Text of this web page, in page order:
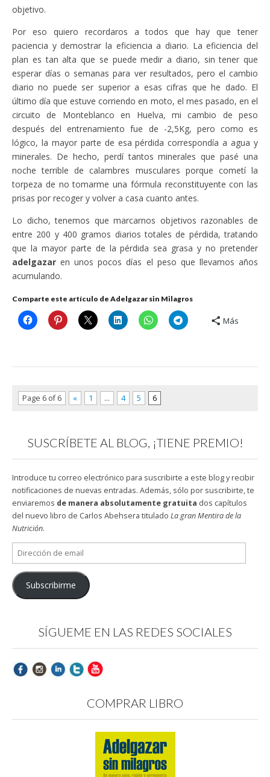
objetivo.
Por eso quiero recordaros a todos que hay que tener
paciencia y demostrar la eficiencia a diario. La eficiencia del
plan es tan alta que se puede medir a diario, sin tener que
esperar días o semanas para ver resultados, pero el cambio
diario no puede ser superior a esas cifras que he dado. El
último día que estuve corriendo en moto, el mes pasado, en el
circuito de Monteblanco en Huelva, mi cambio de peso
después del entrenamiento fue de -2,5Kg, pero como es
lógico, la mayor parte de esa pérdida correspondía a agua y
minerales. De hecho, perdí tantos minerales que pasé una
noche terrible de calambres musculares porque cometí la
torpeza de no tomarme una fórmula reconstituyente con las
prisas por recoger y volver a casa cuanto antes.
Lo dicho, tenemos que marcarnos objetivos razonables de
entre 200 y 400 gramos diarios totales de pérdida, tratando
que la mayor parte de la pérdida sea grasa y no pretender
adelgazar en unos pocos días el peso que llevamos años
acumulando.
Comparte este artículo de Adelgazar sin Milagros
Más
Page 6 of 6 « 1 … 4 5 6
SUSCRÍBETE AL BLOG, ¡TIENE PREMIO!
Introduce tu correo electrónico para suscribirte a este blog y recibir
notificaciones de nuevas entradas. Además, sólo por suscribirte, te
enviaremos de manera absolutamente gratuita dos capítulos
del nuevo libro de Carlos Abehsera titulado La gran Mentira de la
Nutrición.
Dirección
de
email
Subscribirme
SÍGUEME EN LAS REDES SOCIALES
COMPRAR LIBRO